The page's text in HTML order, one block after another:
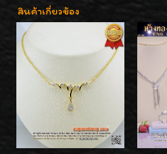
สินค้าเกี่ยวข้อง